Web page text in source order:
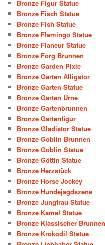
Bronze Figur Statue
Bronze Fisch Statue
Bronze Fish Statue
Bronze Flamingo Statue
Bronze Flaneur Statue
Bronze Forg Brunnen
Bronze Garden Pixie
Bronze Garten Alligator
Bronze Garten Statue
Bronze Garten Urne
Bronze Gartenbrunnen
Bronze Gartenfigur
Bronze Gladiator Statue
Bronze Goblin Brunnen
Bronze Goblin Statue
Bronze Göttin Statue
Bronze Herzstück
Bronze Horse Jockey
Bronze Hundejagdszene
Bronze Jungfrau Statue
Bronze Kamel Statue
Bronze Klassischer Brunnen
Bronze Krokodil Statue